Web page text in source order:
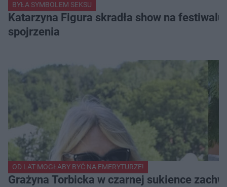
BYŁA SYMBOLEM SEKSU
Katarzyna Figura skradła show na
spojrzenia
OD LAT MOGŁABY BYĆ NA EMERYTURZE!
Grażyna Torbicka w czarnej sukience